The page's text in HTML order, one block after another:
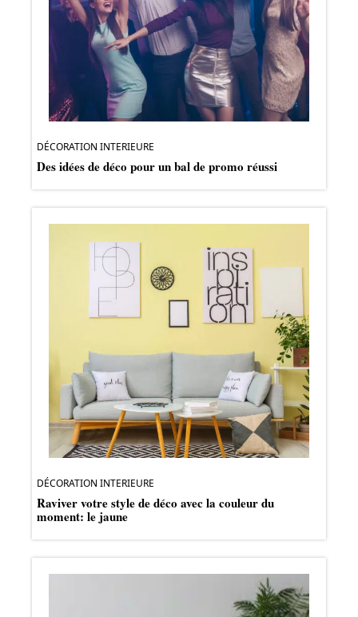
DÉCORATION INTERIEURE
Des idées de déco pour un bal de promo réussi
DÉCORATION INTERIEURE
Raviver votre style de déco avec la couleur du
moment: le jaune